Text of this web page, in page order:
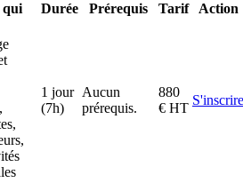
qui Durée Prérequis Tarif Action
1 jour
(7h)
Aucun
prérequis.
880
€ HT
S'inscrire